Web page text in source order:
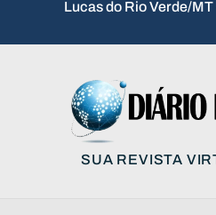
Lucas do Rio Verde/
SUA REVISTA